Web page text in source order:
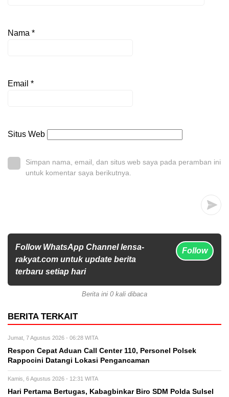
Nama *
Email *
Situs Web
Simpan nama, email, dan situs web saya pada peramban ini
untuk komentar saya berikutnya.
Follow WhatsApp Channel lensa-
rakyat.com untuk update berita
terbaru setiap hari
Follow
Berita ini 0 kali dibaca
BERITA TERKAIT
Jumat, 7 Agustus 2026 - 06:28 WITA
Respon Cepat Aduan Call Center 110, Personel Polsek
Rappocini Datangi Lokasi Pengancaman
Kamis, 6 Agustus 2026 - 12:31 WITA
Hari Pertama Bertugas, Kabagbinkar Biro SDM Polda Sulsel